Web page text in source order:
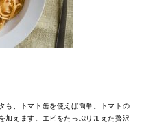
も、トマト缶を使えば簡単。トマトの
加えます。エビをたっぷり加えた贅沢